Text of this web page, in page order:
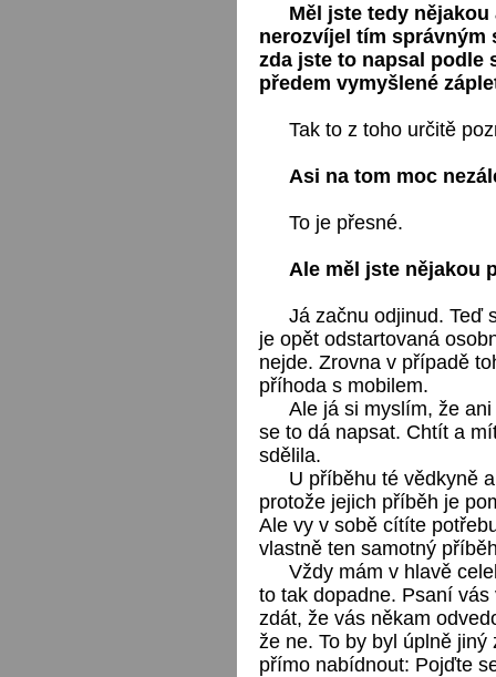
Měl jste tedy
nerozvíjel tím správným
zda jste to napsal podle
předem vymyšlené
Tak to z toho určitě
Asi na tom moc
To je přesné.
Ale měl jste nějakou
Já začnu odjinud. Teď
je opět odstartovaná
nejde. Zrovna v případě
příhoda s mobilem.
Ale já si myslím, že
se to dá napsat. Chtít a
sdělila.
U příběhu té vědkyně
protože jejich příběh je
Ale vy v sobě cítíte
vlastně ten samotný
Vždy mám v hlavě
to tak dopadne. Psaní
zdát, že vás někam
že ne. To by byl úplně
přímo nabídnout: Pojďte